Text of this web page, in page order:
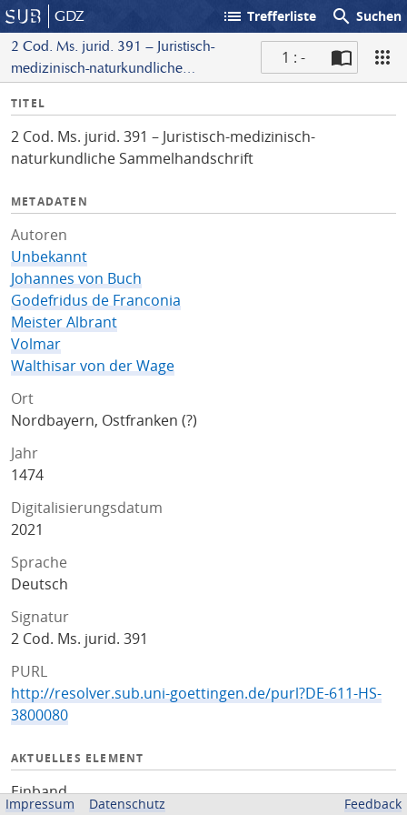
GDZ list Trefferliste search Suchen
2 Cod. Ms. jurid. 391 – Juristisch-
medizinisch-naturkundliche
1 : -
I
f
o
TITEL
2 Cod. Ms. jurid. 391 – Juristisch-medizinisch-
naturkundliche Sammelhandschrift
METADATEN
Autoren
Unbekannt
Johannes von Buch
Godefridus de Franconia
Meister Albrant
Volmar
Walthisar von der Wage
Ort
Nordbayern, Ostfranken (?)
Jahr
1474
Digitalisierungsdatum
2021
Sprache
Deutsch
Signatur
2 Cod. Ms. jurid. 391
PURL
http://resolver.sub.uni-goettingen.de/purl?DE-611-HS-
3800080
AKTUELLES ELEMENT
Einband
Impressum Datenschutz Feedback